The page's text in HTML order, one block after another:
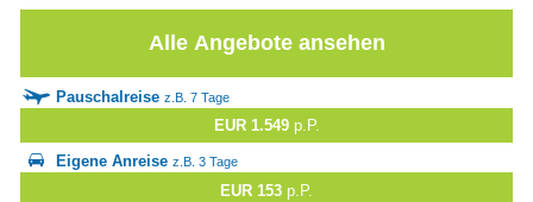
Alle Angebote ansehen
Pauschalreise z.B. 7 Tage
EUR 1.549 p.P.
Eigene Anreise z.B. 3 Tage
EUR 153 p.P.